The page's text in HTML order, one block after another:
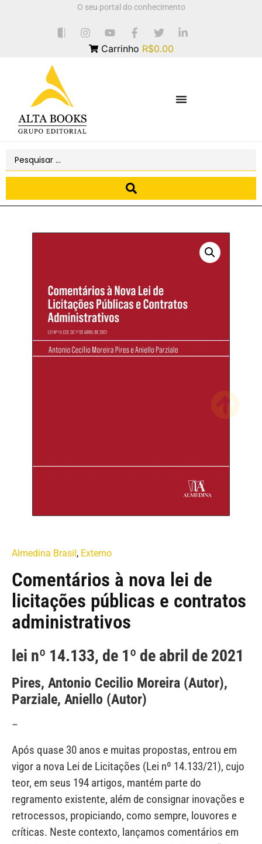
O seu portal do conhecimento
Carrinho R$0.00
Almedina Brasil , Externo
Comentários à nova lei de
licitações públicas e contratos
administrativos
lei nº 14.133, de 1º de abril de 2021
Pires, Antonio Cecilio Moreira (Autor),
Parziale, Aniello (Autor)
–
Após quase 30 anos e muitas propostas, entrou em
vigor a nova Lei de Licitações (Lei nº 14.133/21), cujo
teor, em seus 194 artigos, mantém parte do
regramento existente, além de consignar inovações e
retrocessos, propiciando, como sempre, louvores e
críticas. Neste contexto, lançamos comentários em